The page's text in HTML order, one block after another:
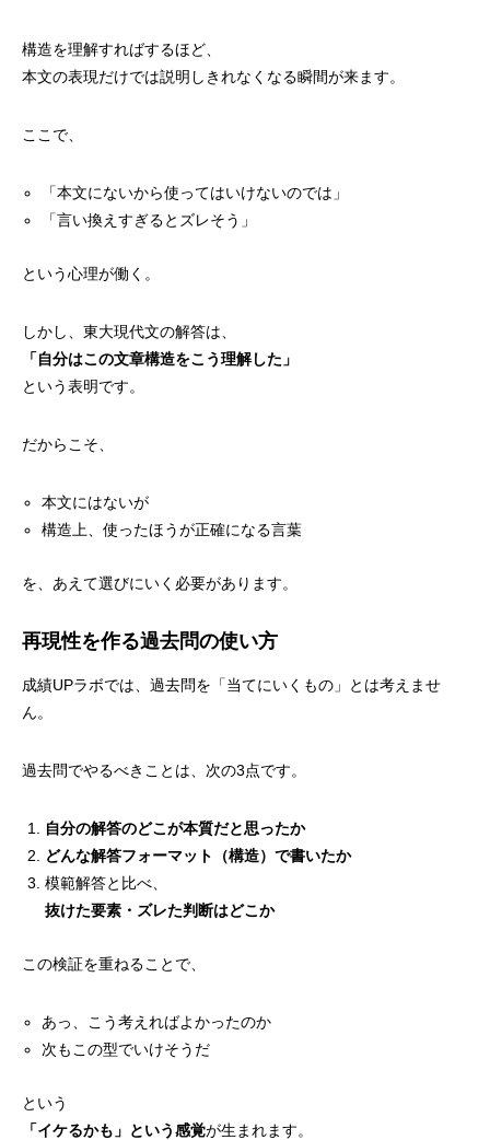
構造を理解すればするほど、
本文の表現だけでは説明しきれなくなる瞬間が来ます。
ここで、
「本文にないから使ってはいけないのでは」
「言い換えすぎるとズレそう」
という心理が働く。
しかし、東大現代文の解答は、
「自分はこの文章構造をこう理解した」
という表明です。
だからこそ、
本文にはないが
構造上、使ったほうが正確になる言葉
を、あえて選びにいく必要があります。
再現性を作る過去問の使い方
成績UPラボでは、過去問を「当てにいくもの」とは考えませ
ん。
過去問でやるべきことは、次の3点です。
自分の解答のどこが本質だと思ったか
どんな解答フォーマット（構造）で書いたか
模範解答と比べ、
抜けた要素・ズレた判断はどこか
この検証を重ねることで、
あっ、こう考えればよかったのか
次もこの型でいけそうだ
という
「イケるかも」という感覚が生まれます。